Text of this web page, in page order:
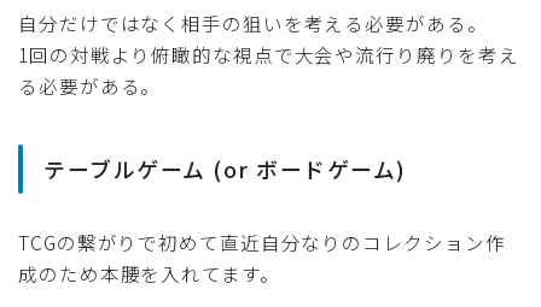
自分だけではなく相手の狙いを考える必要がある。
1回の対戦より俯瞰的な視点で大会や流行り廃りを考え
る必要がある。
テーブルゲーム (or ボードゲーム)
TCGの繋がりで初めて直近自分なりのコレクション作
成のため本腰を入れてます。